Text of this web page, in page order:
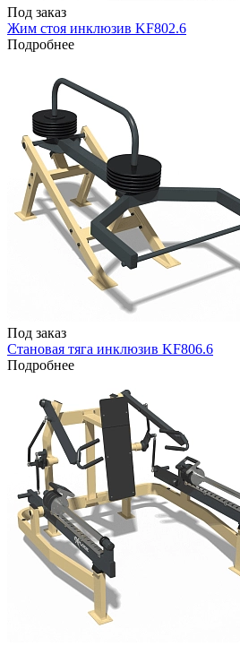
Под заказ
Жим стоя инклюзив KF802.6
Подробнее
Под заказ
Становая тяга инклюзив KF806.6
Подробнее